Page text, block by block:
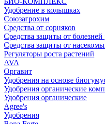
Удобрение в колышках
Союзагрохим
Средства от сорняков
Средства защиты от болезней
Средства защиты от
Регуляторы роста растений
AVA
Оргавит
Удобрения на основе
Удобрения органические
Удобрения органические
Agree's
Удобрения